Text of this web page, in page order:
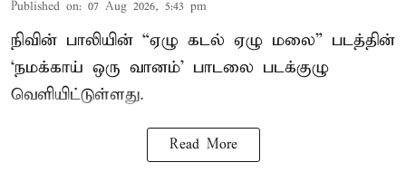
Published on: 07 Aug 2026, 5:43 pm
நிவின் பாலியின் “ஏழு கடல் ஏழு மலை” படத்தின்
‘நமக்காய் ஒரு வானம்’ பாடலை படக்குழு
வெளியிட்டுள்ளது.
Read More